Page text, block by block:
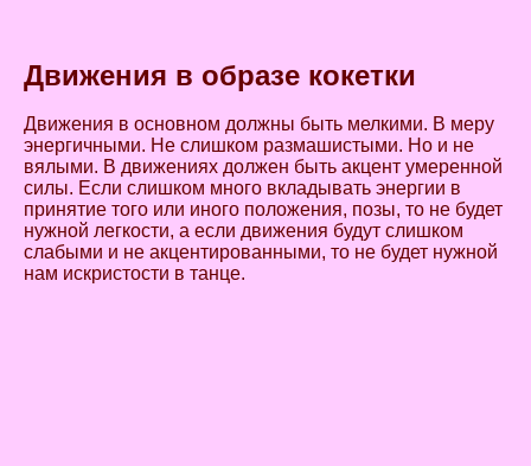
Движения в образе кокетки
Движения в основном должны быть мелкими. В меру
энергичными. Не слишком размашистыми. Но и не
вялыми. В движениях должен быть акцент умеренной
силы. Если слишком много вкладывать энергии в
принятие того или иного положения, позы, то не будет
нужной легкости, а если движения будут слишком
слабыми и не акцентированными, то не будет нужной
нам искристости в танце.